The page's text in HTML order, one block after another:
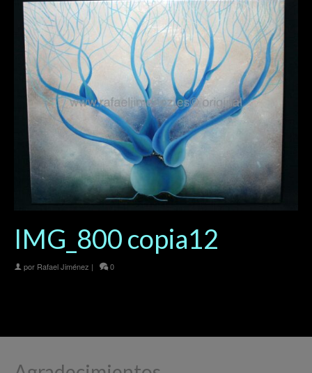
IMG_800 copia12
por Rafael Jiménez | 0